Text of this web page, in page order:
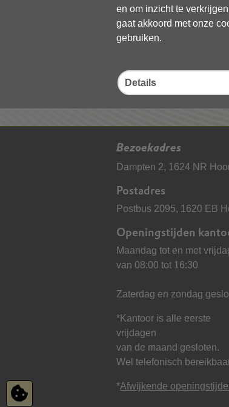
en om inzicht te
gaat akkoord met onze
gebruiken.
Details
Deel deze pagina
Bezoekadres
Dampten 2, 1624 NR
Postadres
Postbus 2095, 1620 EB
Openingstijden
Maandag tot en met
van 08:00 tot 16:30
Zaterdag en zondag
*Kantoor is alle eerste
vrijdagen
van de maand gesloten.
Wel telefonisch
*Afwijkende